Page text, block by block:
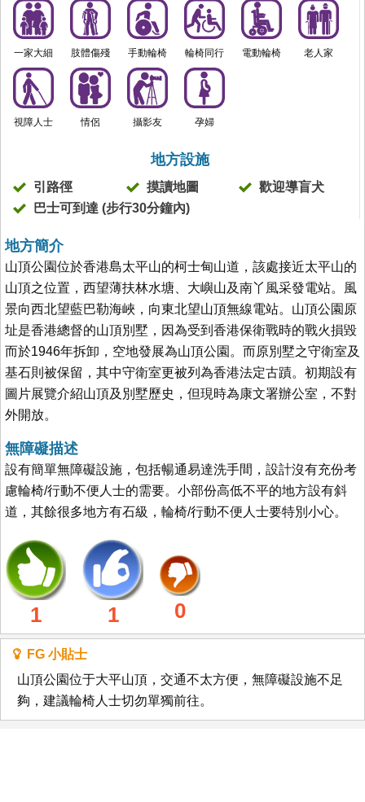
一家大細 肢體傷殘 手動輪椅 輪椅同行 電動輪椅 老人家
視障人士 情侶 攝影友 孕婦
地方設施
引路徑 摸讀地圖
歡迎導盲犬
巴士可到達 (步行30分鐘內)
地方簡介
山頂公園位於香港島太平山的柯士甸山道，該處接近太平山的
山頂之位置，西望薄扶林水塘、大嶼山及南丫風采發電站。風
景向西北望藍巴勒海峽，向東北望山頂無線電站。山頂公園原
址是香港總督的山頂別墅，因為受到香港保衛戰時的戰火損毀
而於1946年拆卸，空地發展為山頂公園。而原別墅之守衛室及
基石則被保留，其中守衛室更被列為香港法定古蹟。初期設有
圖片展覽介紹山頂及別墅歷史，但現時為康文署辦公室，不對
外開放。
無障礙描述
設有簡單無障礙設施，包括暢通易達洗手間，設計沒有充份考
慮輪椅/行動不便人士的需要。小部份高低不平的地方設有斜
道，其餘很多地方有石級，輪椅/行動不便人士要特別小心。
1 1 0
FG 小貼士
山頂公園位于大平山頂，交通不太方便，無障礙設施不足
夠，建議輪椅人士切勿單獨前往。